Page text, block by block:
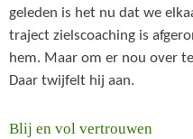
geleden is het nu dat we
traject zielscoaching is
hem. Maar om er nou over
Daar twijfelt hij aan.
Blij en vol vertrouwen